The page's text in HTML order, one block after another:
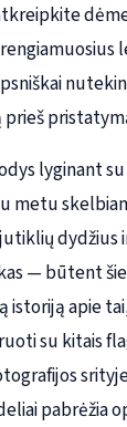
lyginant su
metu
dydžius
— būtent šie
apie
su kitais
pabrėžia